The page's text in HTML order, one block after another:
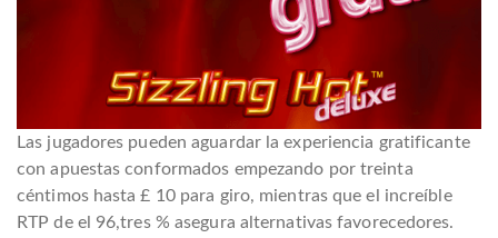
Las jugadores pueden aguardar la experiencia gratificante
con apuestas conformados empezando por treinta
céntimos hasta £ 10 para giro, mientras que el increíble
RTP de el 96,tres % asegura alternativas favorecedores.